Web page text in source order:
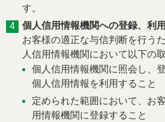
す。
個人信用情報機関への登録、利
お客様の適正な与信判断を行う
人信用情報機関において以下の
個人信用情報機関に照会し、
個人信用情報を利用すること
定められた範囲において、お
用情報機関に登録すること